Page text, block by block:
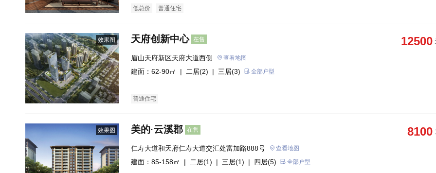
低总价 普通住宅
效果图 天府创新中心 在售 12500
眉山天府新区天府大道西侧 查看地图
建面：62-90㎡ | 二居(2) | 三居(3) 全部户型
普通住宅
效果图 美的·云溪郡 在售 8100
仁寿大道和天府仁寿大道交汇处富加路888号 查看地图
建面：85-158㎡ | 二居(1) | 三居(1) | 四居(5) 全部户型